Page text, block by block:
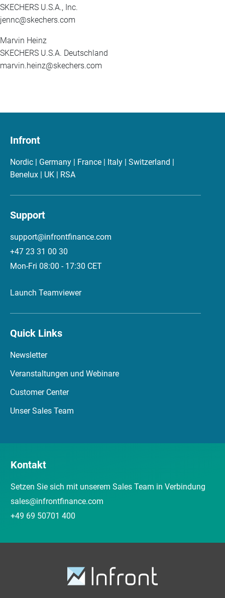
SKECHERS U.S.A., Inc.
jennc@skechers.com
Marvin Heinz
SKECHERS U.S.A. Deutschland
marvin.heinz@skechers.com
Infront
Nordic | Germany | France | Italy | Switzerland |
Benelux | UK | RSA
Support
support@infrontfinance.com
+47 23 31 00 30
Mon-Fri 08:00 - 17:30 CET
Launch Teamviewer
Quick Links
Newsletter
Veranstaltungen und Webinare
Customer Center
Unser Sales Team
Kontakt
Setzen Sie sich mit unserem Sales Team in Verbindung
sales@infrontfinance.com
+49 69 50701 400